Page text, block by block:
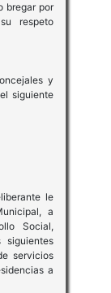
bregar por
respeto
y
siguiente
le
a
Social,
servicios
a